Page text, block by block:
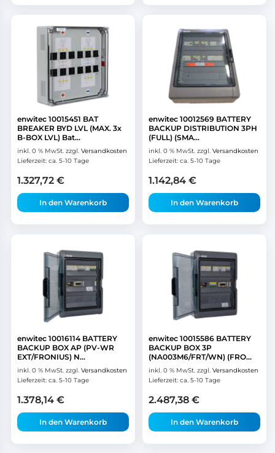
enwitec 10015451 BAT
BREAKER BYD LVL (MAX. 3x
B-BOX LVL) Bat...
inkl. 0 % MwSt. zzgl. Versandkosten
Lieferzeit: ca. 5-10 Tage
1.327,72 €
In den Warenkorb
enwitec 10012569 BATTERY
BACKUP DISTRIBUTION 3PH
(FULL) (SMA...
inkl. 0 % MwSt. zzgl. Versandkosten
Lieferzeit: ca. 5-10 Tage
1.142,84 €
In den Warenkorb
enwitec 10016114 BATTERY
BACKUP BOX AP (PV-WR
EXT/FRONIUS) N...
inkl. 0 % MwSt. zzgl. Versandkosten
Lieferzeit: ca. 5-10 Tage
1.378,14 €
In den Warenkorb
enwitec 10015586 BATTERY
BACKUP BOX 3P
(NA003M6/FRT/WN) (FRO...
inkl. 0 % MwSt. zzgl. Versandkosten
Lieferzeit: ca. 5-10 Tage
2.487,38 €
In den Warenkorb